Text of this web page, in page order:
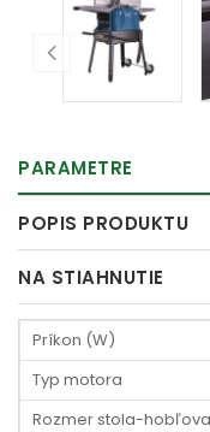
PARAMETRE
POPIS PRODUKTU
NA STIAHNUTIE
Príkon (W)
Typ motora
Rozmer stola-